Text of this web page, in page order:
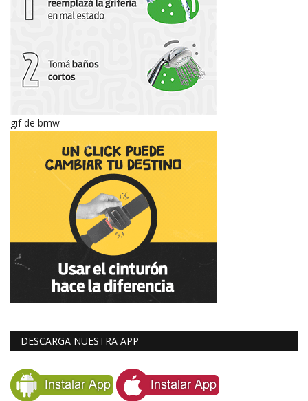
gif de bmw
DESCARGA NUESTRA APP